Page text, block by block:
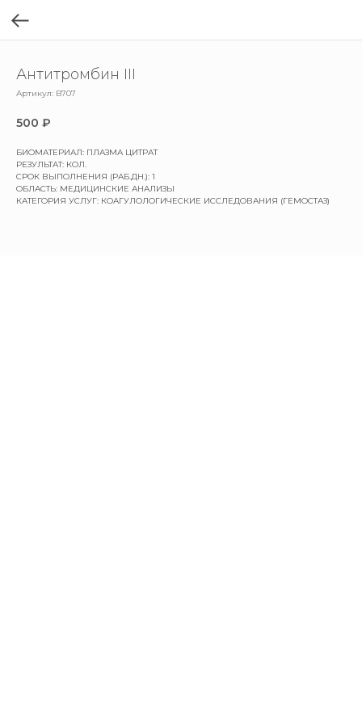
Антитромбин III
Артикул: B707
500 ₽
БИОМАТЕРИАЛ: ПЛАЗМА ЦИТРАТ
РЕЗУЛЬТАТ: КОЛ.
СРОК ВЫПОЛНЕНИЯ (РАБ.ДН.): 1
ОБЛАСТЬ: МЕДИЦИНСКИЕ АНАЛИЗЫ
КАТЕГОРИЯ УСЛУГ: КОАГУЛОЛОГИЧЕСКИЕ ИССЛЕДОВАНИЯ (ГЕМОСТАЗ)